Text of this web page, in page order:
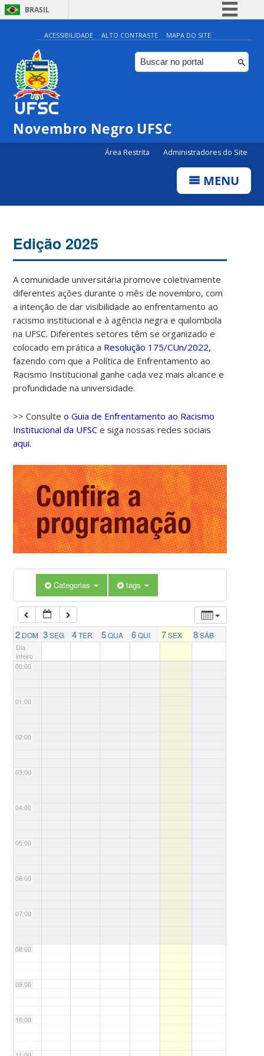
BRASIL
Simplifique!
Comunica BR
Participe
ACESSIBILIDADE ALTO CONTRASTE MAPA DO SITE
Novembro Negro UFSC
Área Restrita Administradores do Site
MENU
Edição 2025
A comunidade universitária promove coletivamente
diferentes ações durante o mês de novembro, com
a intenção de dar visibilidade ao enfrentamento ao
racismo institucional e à agência negra e quilombola
na UFSC. Diferentes setores têm se organizado e
colocado em prática a Resolução 175/CUn/2022,
fazendo com que a Política de Enfrentamento ao
Racismo Institucional ganhe cada vez mais alcance e
profundidade na universidade.
>> Consulteo Guia de Enfrentamento ao Racismo
Institucional da UFSC e siga nossas redes sociais
aqui.
Categorias tags
2 DOM 3SEG 4TER 5QUA 6QUI 7SEX 8SÁB
Dia
inteiro
00:00
01:00
02:00
03:00
04:00
05:00
06:00
07:00
08:00
09:00
10:00